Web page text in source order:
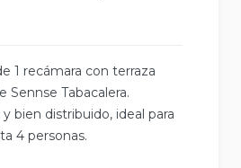
1 recámara con terraza
Sennse Tabacalera.
bien distribuido, ideal para
4 personas.